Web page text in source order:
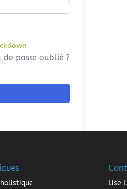
de passe oublié ?
Lise